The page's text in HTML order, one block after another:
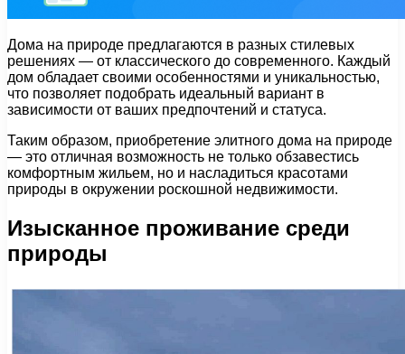
Дома на природе предлагаются в разных стилевых
решениях — от классического до современного. Каждый
дом обладает своими особенностями и уникальностью,
что позволяет подобрать идеальный вариант в
зависимости от ваших предпочтений и статуса.
Таким образом, приобретение элитного дома на природе
— это отличная возможность не только обзавестись
комфортным жильем, но и насладиться красотами
природы в окружении роскошной недвижимости.
Изысканное проживание среди
природы